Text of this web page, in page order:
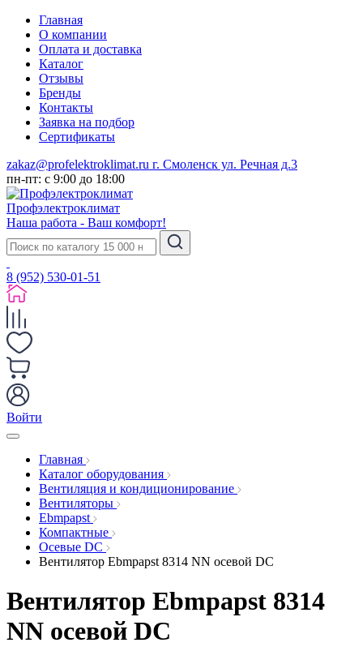
Главная
О компании
Оплата и доставка
Каталог
Отзывы
Бренды
Контакты
Заявка на подбор
Сертификаты
zakaz@profelektroklimat.ru г. Смоленск ул. Речная д.3
пн-пт: с 9:00 до 18:00
Профэлектроклимат
Наша работа - Ваш комфорт!
8 (952) 530-01-51
Войти
Главная
Каталог оборудования
Вентиляция и кондиционирование
Вентиляторы
Ebmpapst
Компактные
Осевые DC
Вентилятор Ebmpapst 8314 NN осевой DC
Вентилятор Ebmpapst 8314
NN осевой DC